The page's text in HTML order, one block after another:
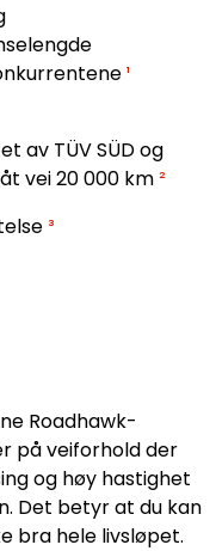
¹
av TÜV SÜD og
vei 20 000 km²
³
Roadhawk-
på veiforhold der
og høy hastighet
Det betyr at du kan
bra hele livsløpet.